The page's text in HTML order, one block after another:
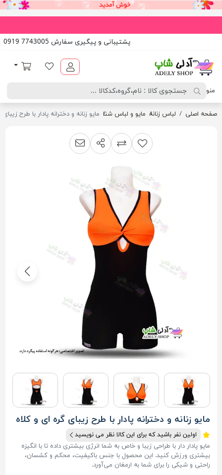
پشتیبانی و پیگیری سفارش 7743005 0919
لیست مورد علاقه
سبد خرید
منو
صفحه اصلی لباس زنانه مایو و لباس شنا مایو زنانه و دخترانه پادار با طرح
افزودن به لیست مقایسه
اشتراک گذاریپیشنهاد به دوست
مایو زنانه و دخترانه پادار با طرح زیبای گره ای و کلاه
اولین نفر باشید که برای این کالا نظر می نویسید
مایو پادار دار با طراحی زیبا و خاص به شما انرژی بیشتری داده تا با انگیزه
بیشتری ورزش کنید. این محصول با جنس باکیفیت، محکم و کشسان،
راحتی و شیکی را برای شما به ارمغان می‌آورد.